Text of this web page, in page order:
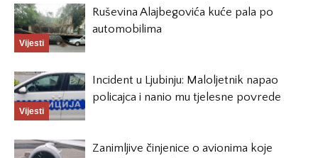
Vijesti
Ruševina Alajbegovića kuće pala po
automobilima
Vijesti
Incident u Ljubinju: Maloljetnik napao
policajca i nanio mu tjelesne povrede
Zanimljive činjenice o avionima koje